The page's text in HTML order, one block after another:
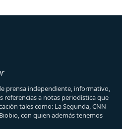
prensa independiente, informativo,
referencias a notas periodística que
tales como: La Segunda, CNN
con quien además tenemos